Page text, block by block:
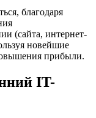
благодаря
(сайта, интернет-
новейшие
прибыли.
IT-